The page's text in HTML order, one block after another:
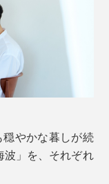
穏やかな暮しが続
波」を、それぞれ